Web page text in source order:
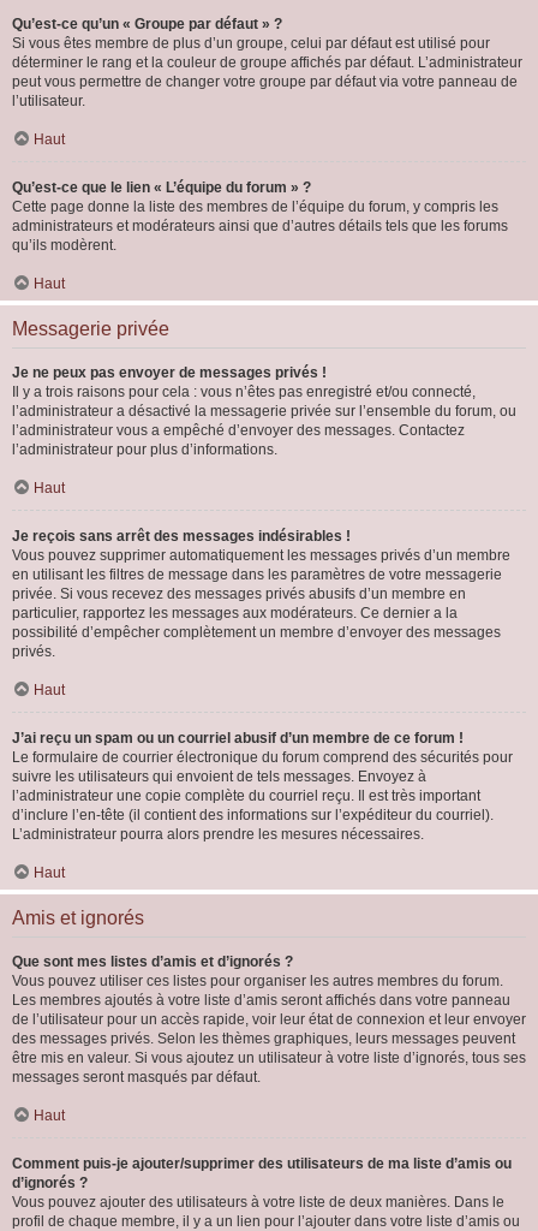
Qu’est-ce qu’un « Groupe par défaut » ?
Si vous êtes membre de plus d’un groupe, celui par défaut est utilisé pour
déterminer le rang et la couleur de groupe affichés par défaut. L’administrateur
peut vous permettre de changer votre groupe par défaut via votre panneau de
l’utilisateur.
Haut
Qu’est-ce que le lien « L’équipe du forum » ?
Cette page donne la liste des membres de l’équipe du forum, y compris les
administrateurs et modérateurs ainsi que d’autres détails tels que les forums
qu’ils modèrent.
Haut
Messagerie privée
Je ne peux pas envoyer de messages privés !
Il y a trois raisons pour cela : vous n’êtes pas enregistré et/ou connecté,
l’administrateur a désactivé la messagerie privée sur l’ensemble du forum, ou
l’administrateur vous a empêché d’envoyer des messages. Contactez
l’administrateur pour plus d’informations.
Haut
Je reçois sans arrêt des messages indésirables !
Vous pouvez supprimer automatiquement les messages privés d’un membre
en utilisant les filtres de message dans les paramètres de votre messagerie
privée. Si vous recevez des messages privés abusifs d’un membre en
particulier, rapportez les messages aux modérateurs. Ce dernier a la
possibilité d’empêcher complètement un membre d’envoyer des messages
privés.
Haut
J’ai reçu un spam ou un courriel abusif d’un membre de ce forum !
Le formulaire de courrier électronique du forum comprend des sécurités pour
suivre les utilisateurs qui envoient de tels messages. Envoyez à
l’administrateur une copie complète du courriel reçu. Il est très important
d’inclure l’en-tête (il contient des informations sur l’expéditeur du courriel).
L’administrateur pourra alors prendre les mesures nécessaires.
Haut
Amis et ignorés
Que sont mes listes d’amis et d’ignorés ?
Vous pouvez utiliser ces listes pour organiser les autres membres du forum.
Les membres ajoutés à votre liste d’amis seront affichés dans votre panneau
de l’utilisateur pour un accès rapide, voir leur état de connexion et leur envoyer
des messages privés. Selon les thèmes graphiques, leurs messages peuvent
être mis en valeur. Si vous ajoutez un utilisateur à votre liste d’ignorés, tous ses
messages seront masqués par défaut.
Haut
Comment puis-je ajouter/supprimer des utilisateurs de ma liste d’amis ou
d’ignorés ?
Vous pouvez ajouter des utilisateurs à votre liste de deux manières. Dans le
profil de chaque membre, il y a un lien pour l’ajouter dans votre liste d’amis ou